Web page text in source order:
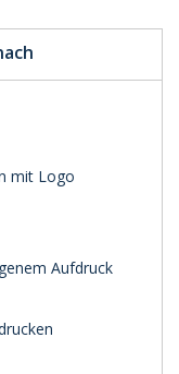
mit Logo
Aufdruck